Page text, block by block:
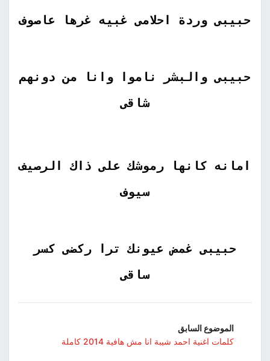
حبيبى وردة احلامى غبيه غرها عاصوف
حبيبى والبشر ناموا وانا من دونهم
شاقى
امانه كانها رموشك على ذاك الرصيف
سيوف
حبيبى غمض عيونك ترا ركضى كسر
ساقى
الموضوع السابق
كلمات اغنية احمد شيبة انا مش هافية 2014 كاملة